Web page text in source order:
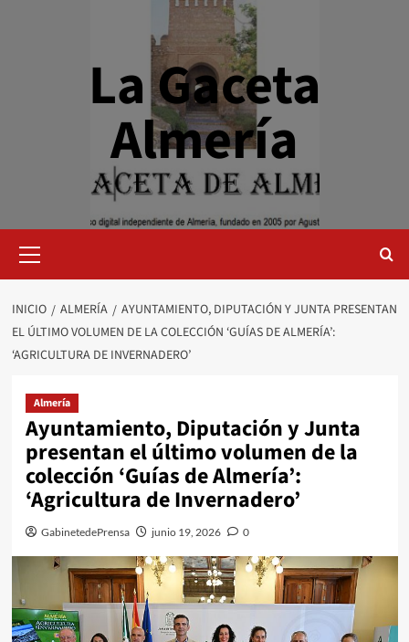
La Gaceta
Almería
primario
INICIO ALMERÍA
AYUNTAMIENTO, DIPUTACIÓN Y JUNTA PRESENTAN
EL ÚLTIMO VOLUMEN DE LA COLECCIÓN ‘GUÍAS DE ALMERÍA’:
‘AGRICULTURA DE INVERNADERO’
Almería
Ayuntamiento, Diputación y Junta
presentan el último volumen de la
colección ‘Guías de Almería’:
‘Agricultura de Invernadero’
GabinetedePrensa junio 19, 2026 0